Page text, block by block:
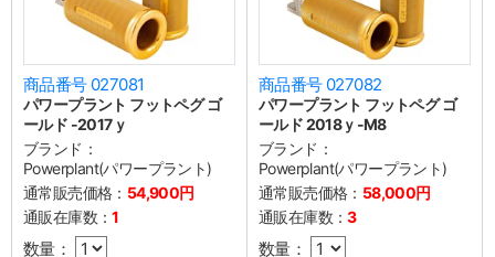
商品番号 027081
パワープラント フットペグ ゴ
ールド -2017ｙ
ブランド：
Powerplant(パワープラント)
通常販売価格： 54,900円
通販在庫数：1
数量：
商品番号 027082
パワープラント フットペグ ゴ
ールド 2018ｙ-M8
ブランド：
Powerplant(パワープラント)
通常販売価格： 58,000円
通販在庫数：3
数量：